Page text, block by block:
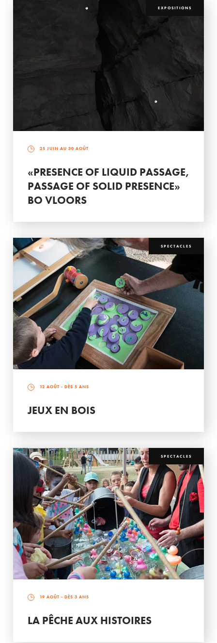
EXPOSITIONS
25 JUIN AU 30 AOÛT
«PRESENCE OF LIQUID PASSAGE,
PASSAGE OF SOLID PRESENCE»
BO VLOORS
SPECTACLES
12 AOÛT - DÈS 5 ANS
JEUX EN BOIS
SPECTACLES
19 AOÛT - DÈS 3 ANS
LA PÊCHE AUX HISTOIRES